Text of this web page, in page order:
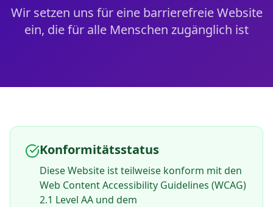
Wir setzen uns für eine barrierefreie Website
ein, die für alle Menschen zugänglich ist
Konformitätsstatus
Diese Website ist teilweise konform mit den
Web Content Accessibility Guidelines (WCAG)
2.1 Level AA und dem